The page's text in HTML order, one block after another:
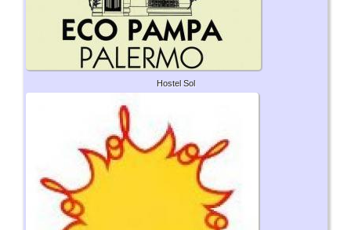
Hostel Sol